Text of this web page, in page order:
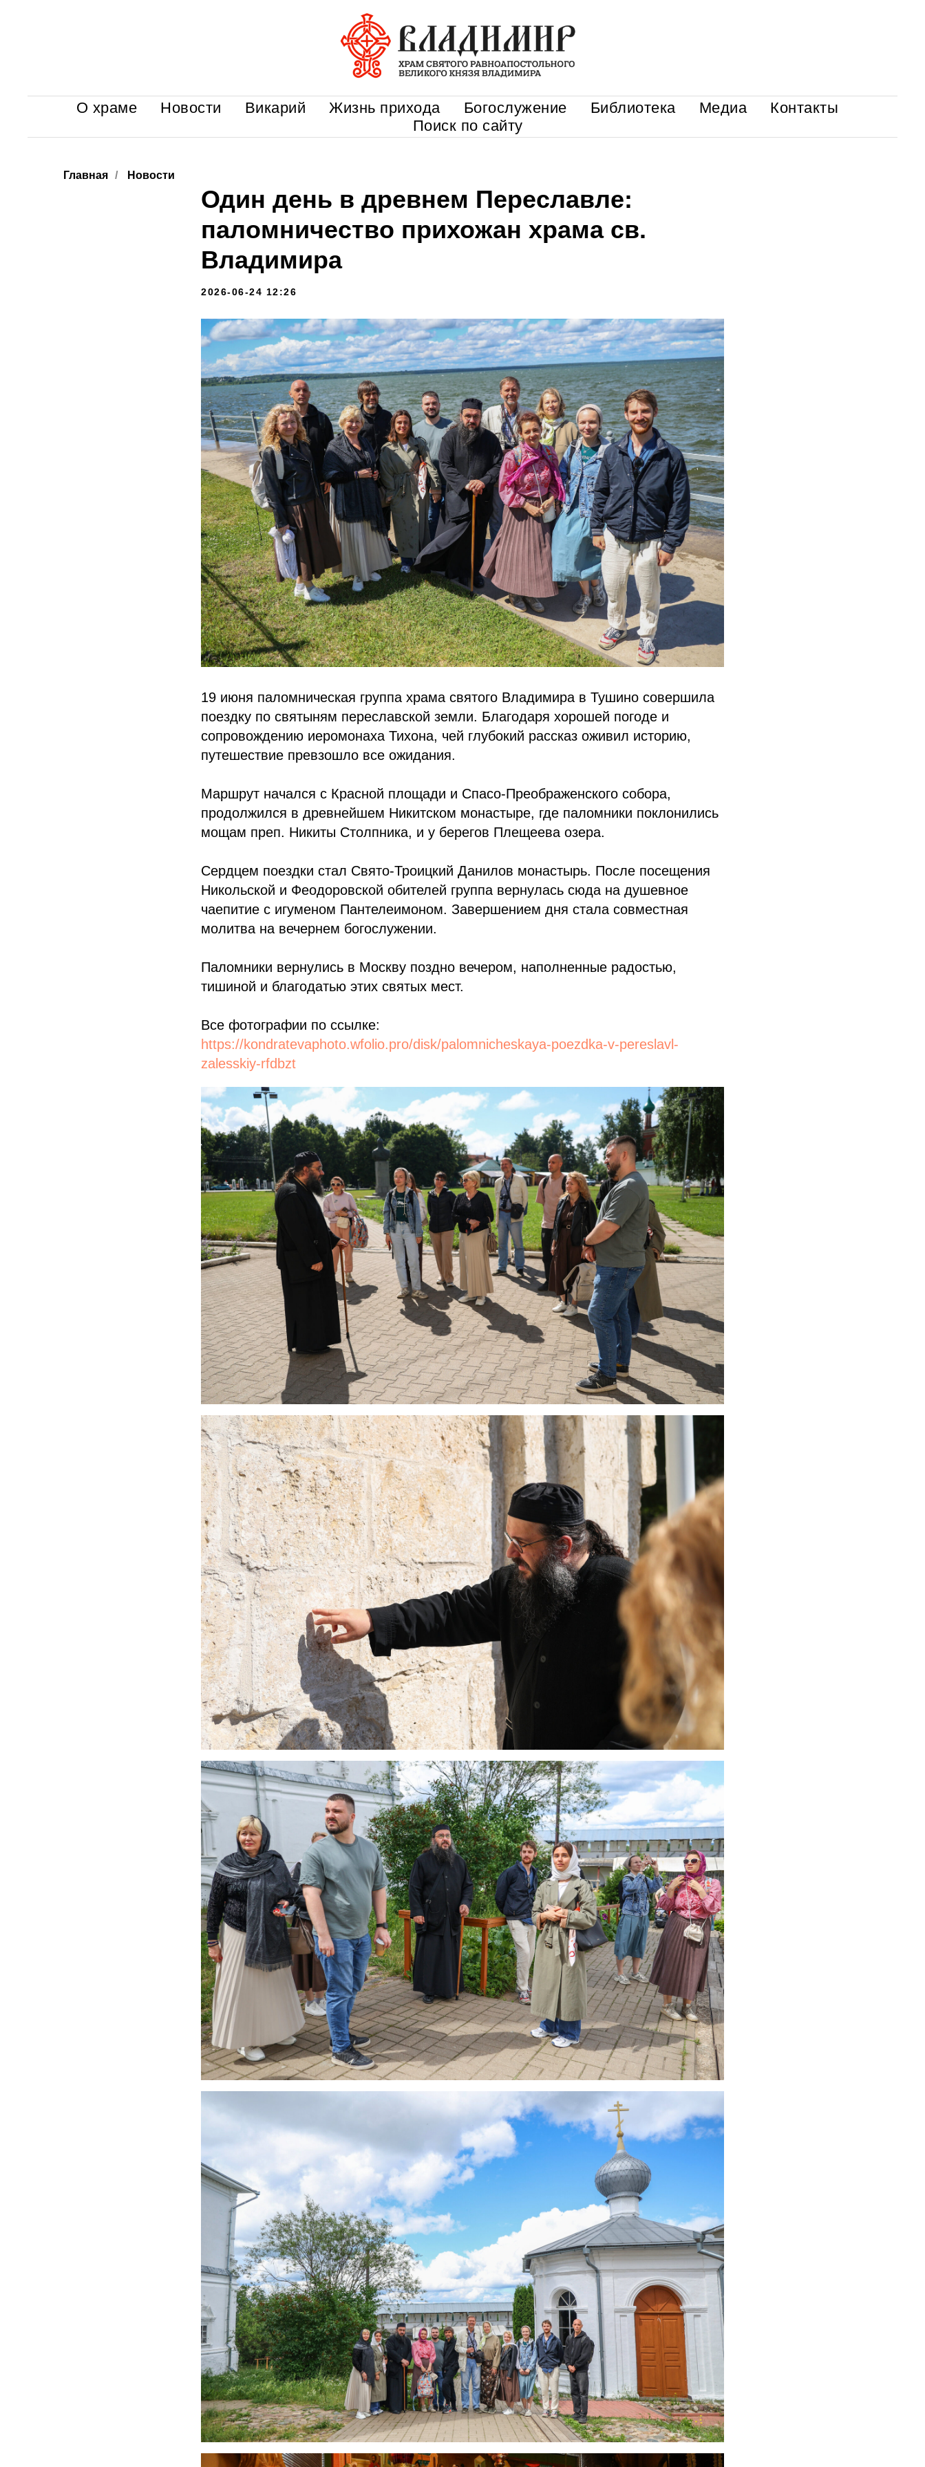
О храме Новости Викарий Жизнь прихода Богослужение Библиотека Медиа
Контакты
Поиск по сайту
Главная / Новости
Один день в древнем Переславле:
паломничество прихожан храма св.
Владимира
2026-06-24 12:26
19 июня паломническая группа храма святого Владимира в Тушино совершила
поездку по святыням переславской земли. Благодаря хорошей погоде и
сопровождению иеромонаха Тихона, чей глубокий рассказ оживил историю,
путешествие превзошло все ожидания.
Маршрут начался с Красной площади и Спасо-Преображенского собора,
продолжился в древнейшем Никитском монастыре, где паломники поклонились
мощам преп. Никиты Столпника, и у берегов Плещеева озера.
Сердцем поездки стал Свято-Троицкий Данилов монастырь. После посещения
Никольской и Феодоровской обителей группа вернулась сюда на душевное
чаепитие с игуменом Пантелеимоном. Завершением дня стала совместная
молитва на вечернем богослужении.
Паломники вернулись в Москву поздно вечером, наполненные радостью,
тишиной и благодатью этих святых мест.
Все фотографии по ссылке:
https://kondratevaphoto.wfolio.pro/disk/palomnicheskaya-poezdka-v-pereslavl-
zalesskiy-rfdbzt